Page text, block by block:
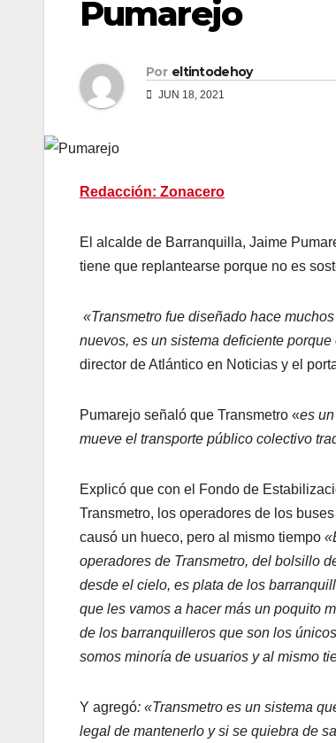
Pumarejo
Por eltintodehoy
JUN 18, 2021
Redacción: Zonacero
El alcalde de Barranquilla, Jaime
tiene que replantearse porque no es
«Transmetro fue diseñado hace
nuevos, es un sistema deficiente
director de Atlántico en Noticias y el
Pumarejo señaló que Transmetro «es
mueve el transporte público colectivo
Explicó que con el Fondo de
Transmetro, los operadores de los
causó un hueco, pero al mismo tiempo
operadores de Transmetro, del bolsillo
desde el cielo, es plata de los
que les vamos a hacer más un poquito
de los barranquilleros que son los
somos minoría de usuarios y al mismo
Y agregó: «Transmetro es un sistema
legal de mantenerlo y si se quiebra de